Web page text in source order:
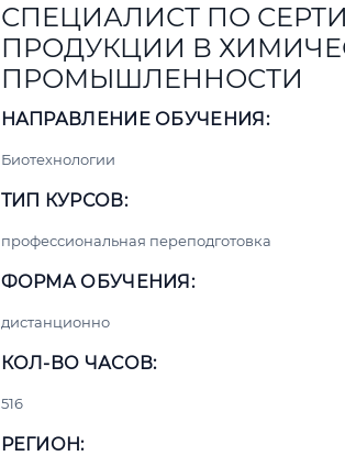
СПЕЦИАЛИСТ ПО
ПРОДУКЦИИ В
ПРОМЫШЛЕННОСТИ
НАПРАВЛЕНИЕ ОБУЧЕНИЯ:
Биотехнологии
ТИП КУРСОВ:
профессиональная переподготовка
ФОРМА ОБУЧЕНИЯ:
дистанционно
КОЛ-ВО ЧАСОВ:
516
РЕГИОН: